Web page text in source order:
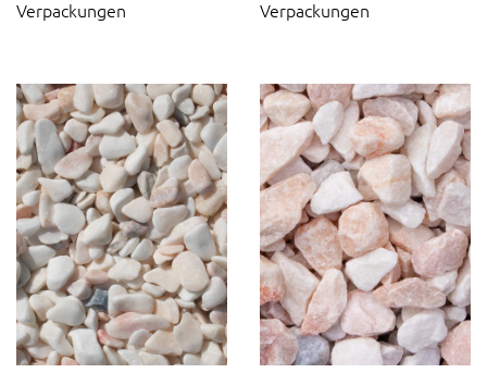
Verpackungen Verpackungen